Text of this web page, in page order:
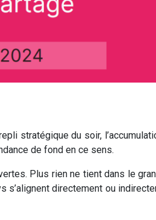
stratégique du soir,
de fond en ce sens.
Plus rien ne tient dans le
directement ou